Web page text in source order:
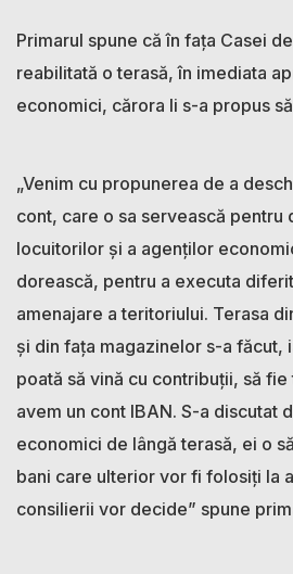
Primarul spune că în fața Casei
reabilitată o terasă, în imediata
economici, cărora li s-a propus
„Venim cu propunerea de a
cont, care o sa servească pentru
locuitorilor și a agenților
dorească, pentru a executa
amenajare a teritoriului. Terasa
și din fața magazinelor s-a făcut,
poată să vină cu contribuții, să
avem un cont IBAN. S-a discutat
economici de lângă terasă, ei o
bani care ulterior vor fi folosiți la
consilierii vor decide” spune